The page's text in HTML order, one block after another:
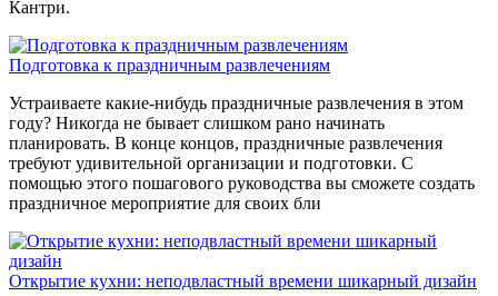
Кантри.
Подготовка к праздничным развлечениям
Устраиваете какие-нибудь праздничные развлечения в этом
году? Никогда не бывает слишком рано начинать
планировать. В конце концов, праздничные развлечения
требуют удивительной организации и подготовки. С
помощью этого пошагового руководства вы сможете создать
праздничное мероприятие для своих бли
Открытие кухни: неподвластный времени шикарный дизайн